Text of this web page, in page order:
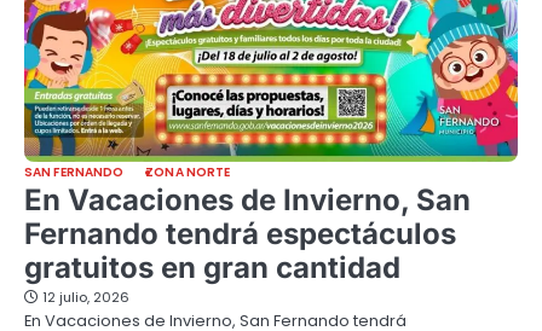
SAN FERNANDO ZONA NORTE
En Vacaciones de Invierno, San
Fernando tendrá espectáculos
gratuitos en gran cantidad
12 julio, 2026
En Vacaciones de Invierno, San Fernando tendrá